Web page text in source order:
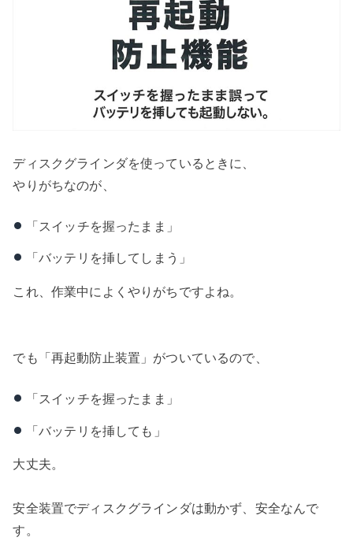
ディスクグラインダを使っているときに、
やりがちなのが、
「スイッチを握ったまま」
「バッテリを挿してしまう」
これ、作業中によくやりがちですよね。
でも「再起動防止装置」がついているので、
「スイッチを握ったまま」
「バッテリを挿しても」
大丈夫。
安全装置でディスクグラインダは動かず、安全なんで
す。